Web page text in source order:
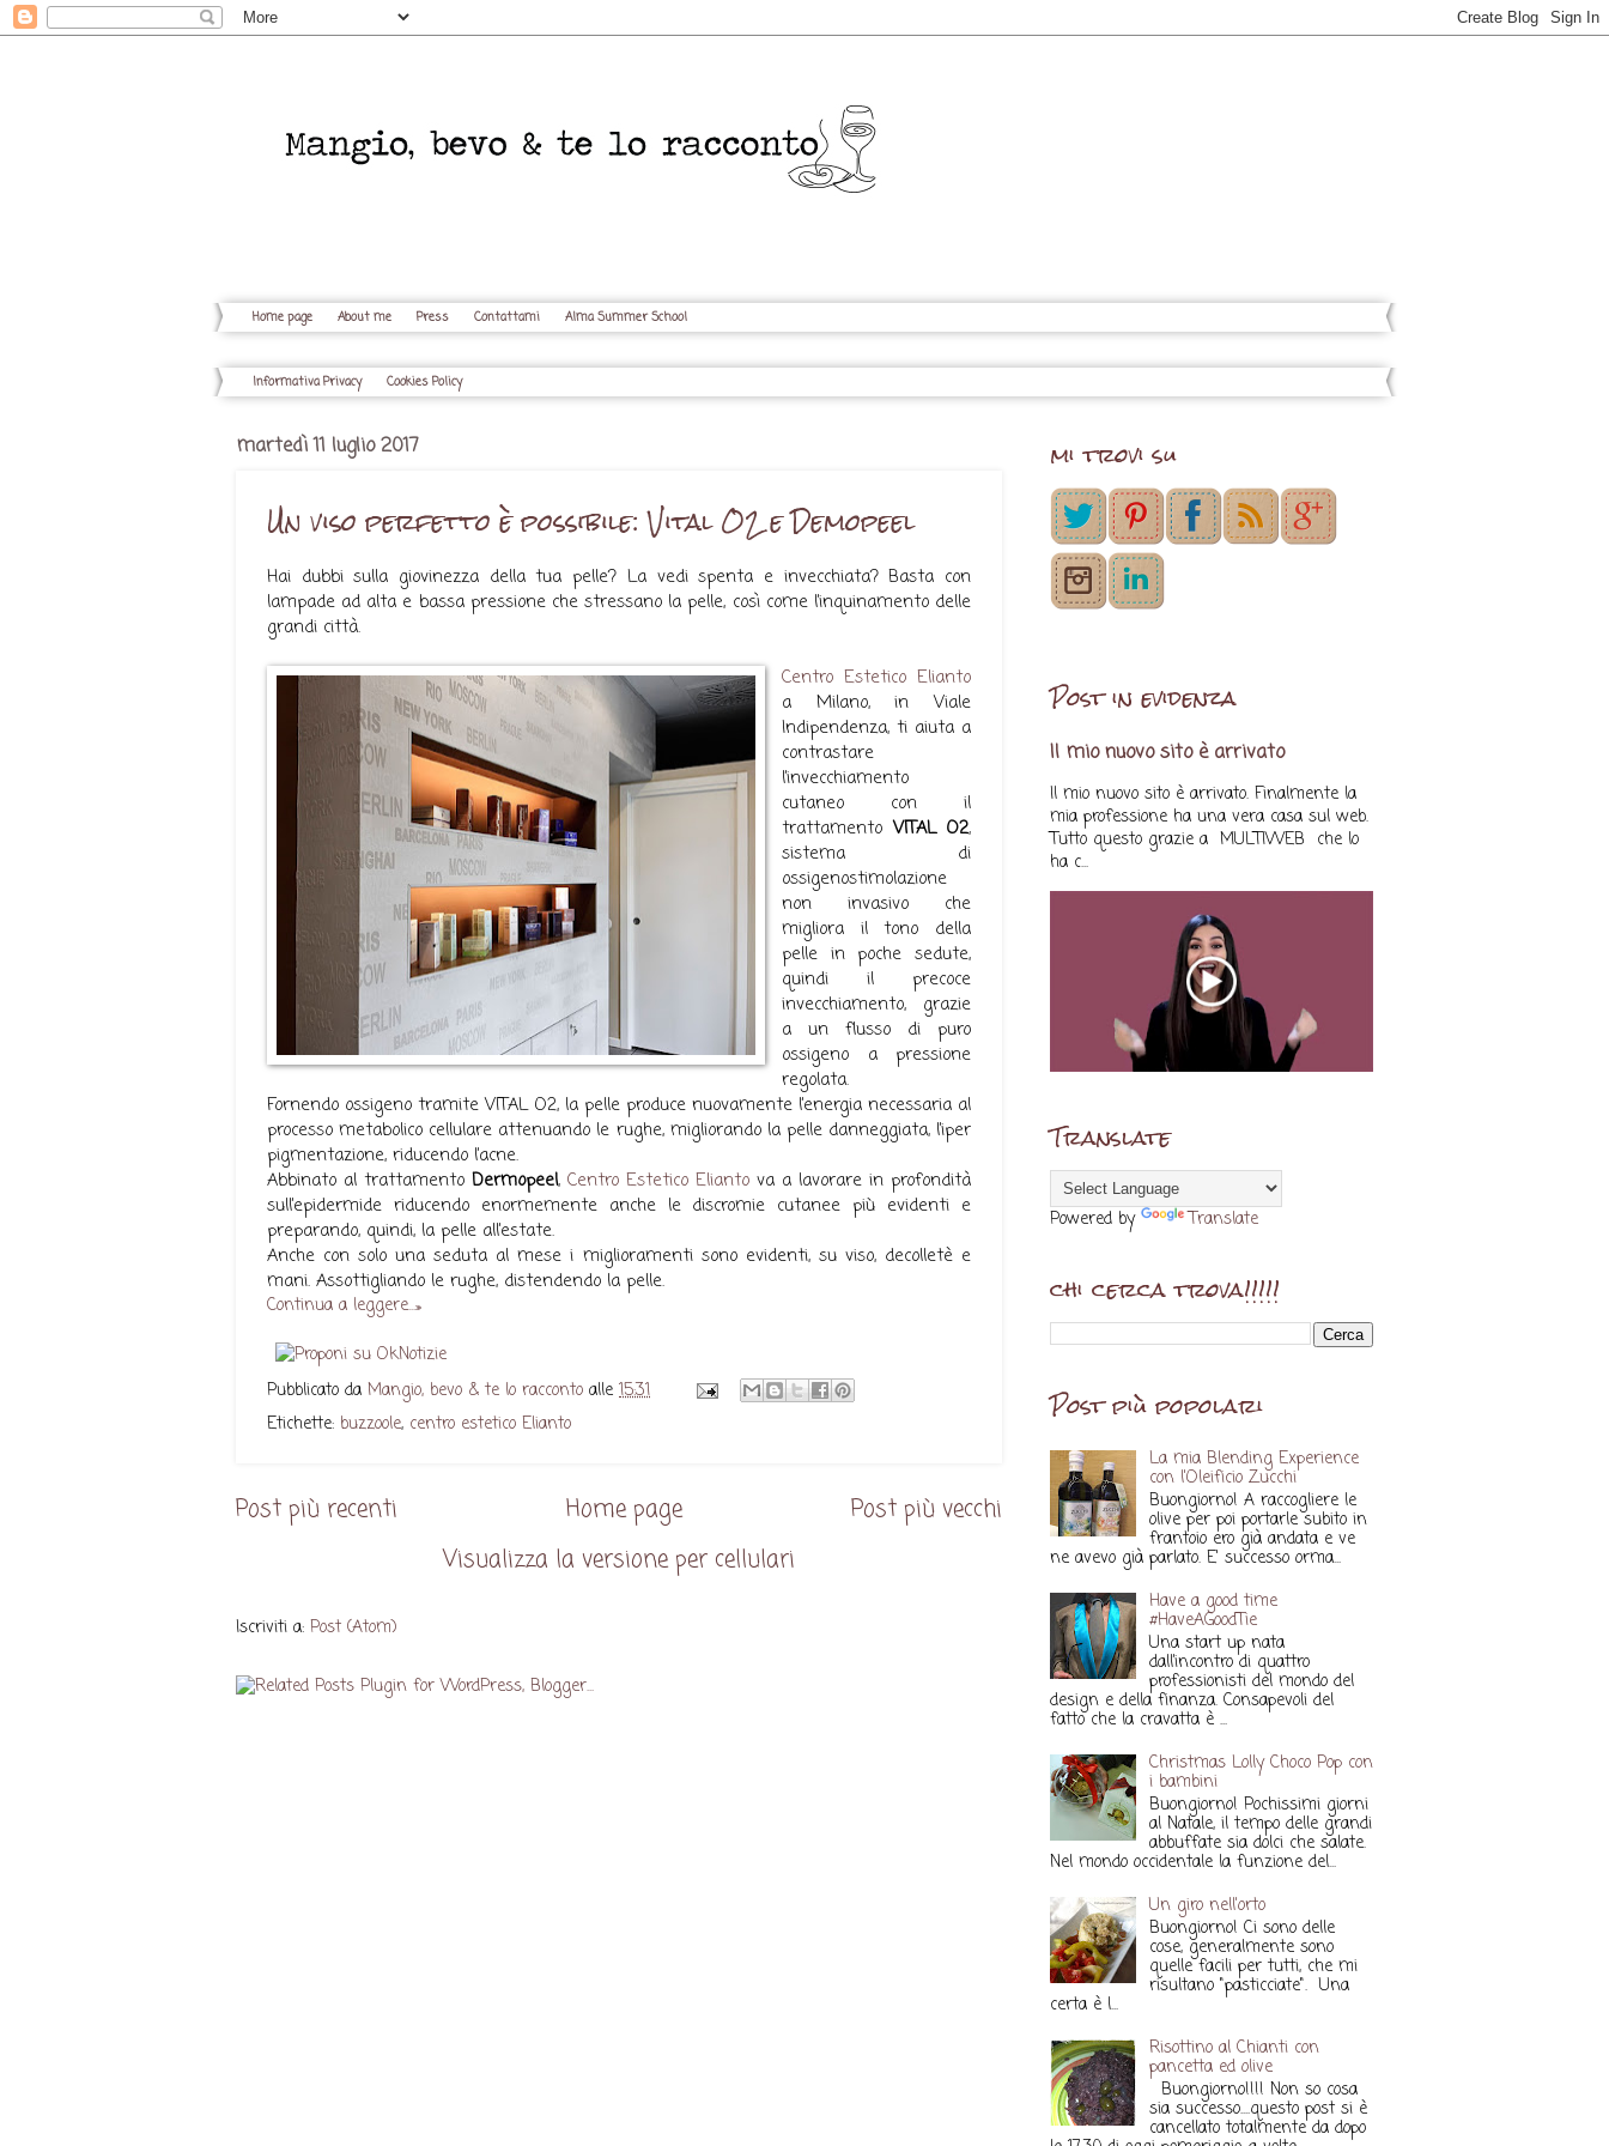
Home page About me Press Contattami Alma Summer School
Informativa Privacy Cookies Policy
martedì 11 luglio 2017
Un viso perfetto è possibile: Vital O2 e Demopeel
Hai dubbi sulla giovinezza della tua pelle? La vedi spenta e invecchiata? Basta con
lampade ad alta e bassa pressione che stressano la pelle, così come l’inquinamento delle
grandi città.
Centro Estetico Elianto
a Milano, in Viale
Indipendenza, ti aiuta a
contrastare
l’invecchiamento
cutaneo con il
trattamentoVITAL O2,
sistema di
ossigenostimolazione
non invasivo che
migliora il tono della
pelle in poche sedute,
quindi il precoce
invecchiamento, grazie
a un flusso di puro
ossigeno a pressione
regolata.
Fornendo ossigeno tramite VITAL O2, la pelle produce nuovamente l’energia necessaria al
processo metabolico cellulare attenuando le rughe, migliorando la pelle danneggiata, l’iper
pigmentazione, riducendo l’acne.
Abbinato al trattamento Dermopeel, Centro Estetico Elianto va a lavorare in profondità
sull’epidermide riducendo enormemente anche le discromie cutanee più evidenti e
preparando, quindi, la pelle all’estate.
Anche con solo una seduta al mese i miglioramenti sono evidenti, su viso, decolletè e
mani. Assottigliando le rughe, distendendo la pelle.
Continua a leggere...»
Pubblicato da Mangio, bevo & te lo racconto alle 15:31
Etichette: buzzoole, centro estetico Elianto
Post più recenti Post più vecchi
Home page
Visualizza la versione per cellulari
Iscriviti a: Post (Atom)
mi trovi su
Post in evidenza
Il mio nuovo sito è arrivato
Il mio nuovo sito è arrivato. Finalmente la
mia professione ha una vera casa sul web.
Tutto questo grazie a MULTIWEB che lo
ha c...
Translate
Powered by Translate
chi cerca trova!!!!!
Post più popolari
La mia Blending Experience
con l'Oleificio Zucchi
Buongiorno! A raccogliere le
olive per poi portarle subito in
frantoio ero già andata e ve
ne avevo già parlato. E' successo orma...
Have a good time
#HaveAGoodTie
Una start up nata
dall’incontro di quattro
professionisti del mondo del
design e della finanza. Consapevoli del
fatto che la cravatta è ...
Christmas Lolly Choco Pop con
i bambini
Buongiorno! Pochissimi giorni
al Natale, il tempo delle grandi
abbuffate sia dolci che salate.
Nel mondo occidentale la funzione del...
Un giro nell'orto
Buongiorno! Ci sono delle
cose, generalmente sono
quelle facili per tutti, che mi
risultano "pasticciate". Una
certa è l...
Risottino al Chianti con
pancetta ed olive
Buongiorno!!!! Non so cosa
sia successo....questo post si è
cancellato totalmente da dopo